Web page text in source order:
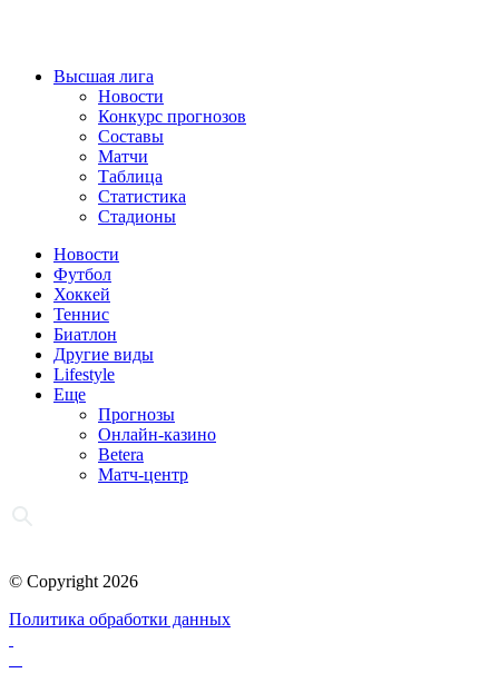
Высшая лига
Новости
Конкурс прогнозов
Составы
Матчи
Таблица
Статистика
Стадионы
Новости
Футбол
Хоккей
Теннис
Биатлон
Другие виды
Lifestyle
Еще
Прогнозы
Онлайн-казино
Betera
Матч-центр
© Copyright 2026
Политика обработки данных